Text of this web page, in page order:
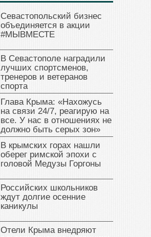
Севастопольский бизнес
объединяется в акции
#МЫВМЕСТЕ
В Севастополе наградили
лучших спортсменов,
тренеров и ветеранов
спорта
Глава Крыма: «Нахожусь
на связи 24/7, реагирую на
все. У нас в отношениях не
должно быть серых зон»
В крымских горах нашли
оберег римской эпохи с
головой Медузы Горгоны
Российских школьников
ждут долгие осенние
каникулы
Отели Крыма внедряют